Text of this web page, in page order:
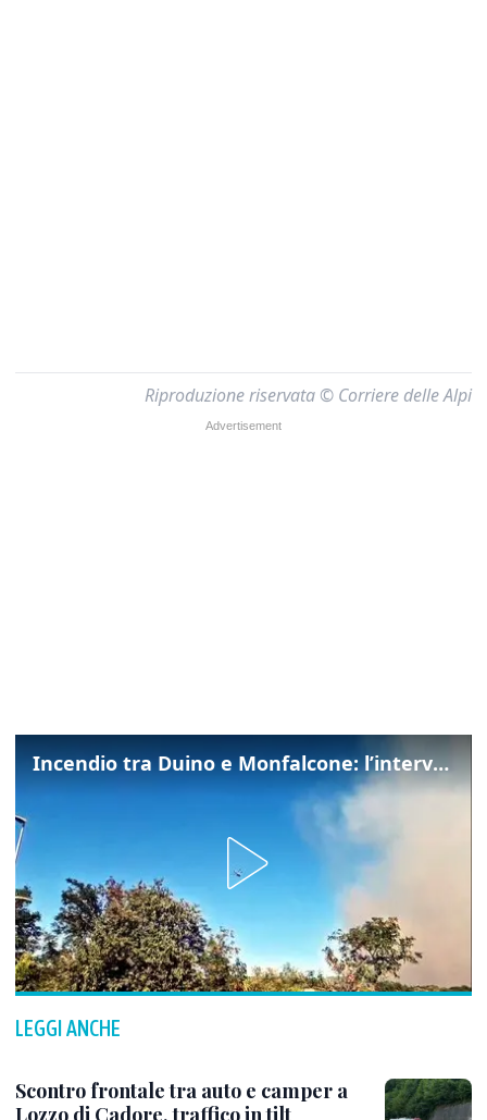
Riproduzione riservata © Corriere delle Alpi
Incendio tra Duino e Monfalcone: l’intervento dei vigili del fuoco
LEGGI ANCHE
Scontro frontale tra auto e camper a
Lozzo di Cadore, traffico in tilt